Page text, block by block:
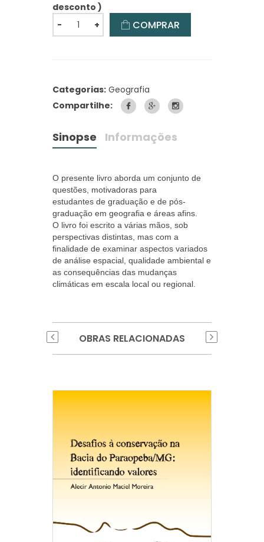
desconto )
-
+ COMPRAR
Categorias: Geografia
Compartilhe:
Sinopse Informações
O presente livro aborda um conjunto de
questões, motivadoras para
estudantes de graduação e de pós-
graduação em geografia e áreas afins.
O livro foi escrito a várias mãos, sob
perspectivas distintas, mas com a
finalidade de examinar aspectos variados
de análise espacial, qualidade ambiental e
as consequências das mudanças
climáticas em escala local ou regional.
OBRAS RELACIONADAS